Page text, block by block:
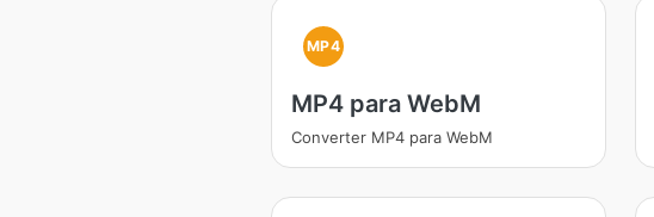
MP4
MP4 para WebM
Converter MP4 para WebM